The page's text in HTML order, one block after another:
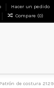
Hacer un pedido
Compare (0)
Patrón de costura 2129